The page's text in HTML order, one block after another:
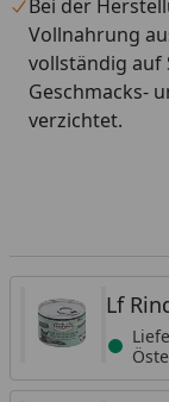
Bei der
Vollnahrung
vollständig auf
Geschmacks-
verzichtet.
Lf